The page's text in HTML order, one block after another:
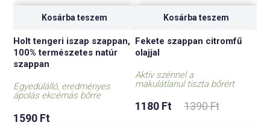
Kosárba teszem Kosárba teszem
Holt tengeri iszap szappan,
100% természetes natúr
szappan
Egyedülálló, eredményes
ápolás ekcémás bőrre
1590 Ft
-15%
Fekete szappan citromfű
olajjal
Aktív szénnel a
makulátlanul tiszta bőrért
1390Ft
price
1180 Ft
price